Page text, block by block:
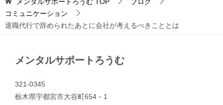
コミュニケーション
退職代行で辞められたあとに会社が考えるべきこととは
メンタルサポートろうむ
321-0345
栃木県宇都宮市大谷町654－1